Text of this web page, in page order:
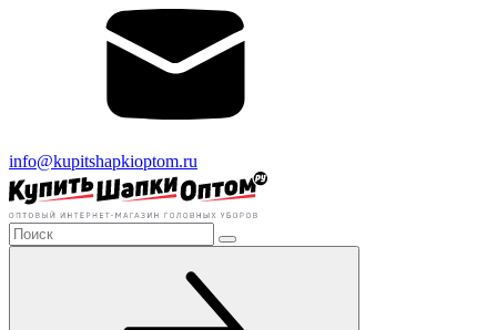
info@kupitshapkioptom.ru